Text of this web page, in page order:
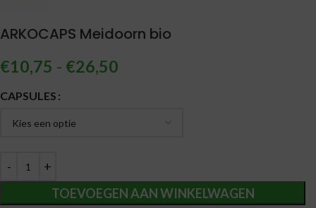
ARKOCAPS Meidoorn bio
€10,75 - €26,50
CAPSULES
TOEVOEGEN AAN WINKELWAGEN
Alternative: